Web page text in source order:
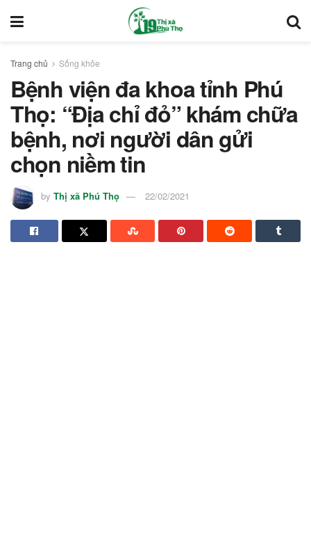
Trang chủ Sống khỏe
Bệnh viện đa khoa tỉnh Phú
Thọ: “Địa chỉ đỏ” khám chữa
bệnh, nơi người dân gửi
chọn niềm tin
by Thị xã Phú Thọ 22/02/2021